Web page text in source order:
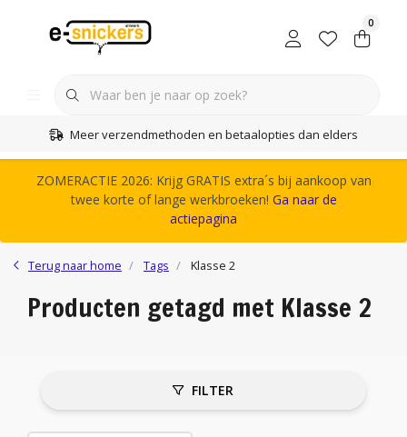
0
Meer verzendmethoden en betaalopties dan elders
ZOMERACTIE 2026: Krijg GRATIS extra´s bij aankoop van
twee korte of lange werkbroeken! Ga naar de
actiepagina
Terug naar home Tags Klasse 2
Producten getagd met Klasse 2
FILTER